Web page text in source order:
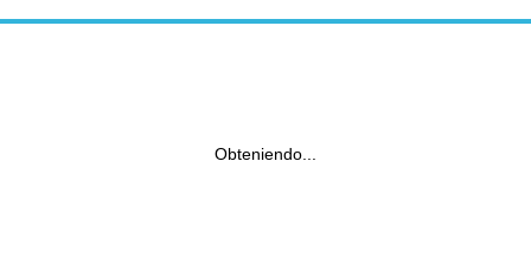
Obteniendo...